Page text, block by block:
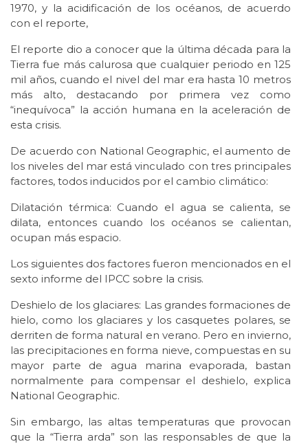
1970, y la acidificación de los océanos, de acuerdo
con el reporte,
El reporte dio a conocer que la última década para la
Tierra fue más calurosa que cualquier periodo en 125
mil años, cuando el nivel del mar era hasta 10 metros
más alto, destacando por primera vez como
“inequívoca” la acción humana en la aceleración de
esta crisis.
De acuerdo con National Geographic, el aumento de
los niveles del mar está vinculado con tres principales
factores, todos inducidos por el cambio climático:
Dilatación térmica: Cuando el agua se calienta, se
dilata, entonces cuando los océanos se calientan,
ocupan más espacio.
Los siguientes dos factores fueron mencionados en el
sexto informe del IPCC sobre la crisis.
Deshielo de los glaciares: Las grandes formaciones de
hielo, como los glaciares y los casquetes polares, se
derriten de forma natural en verano. Pero en invierno,
las precipitaciones en forma nieve, compuestas en su
mayor parte de agua marina evaporada, bastan
normalmente para compensar el deshielo, explica
National Geographic.
Sin embargo, las altas temperaturas que provocan
que la “Tierra arda” son las responsables de que la